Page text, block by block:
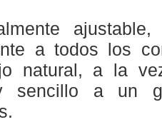
a todos los
natural, a la
sencillo a un